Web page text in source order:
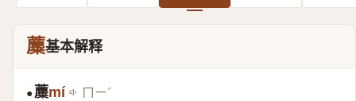
蘪基本解释
●蘪mí ㄇㄧˊ